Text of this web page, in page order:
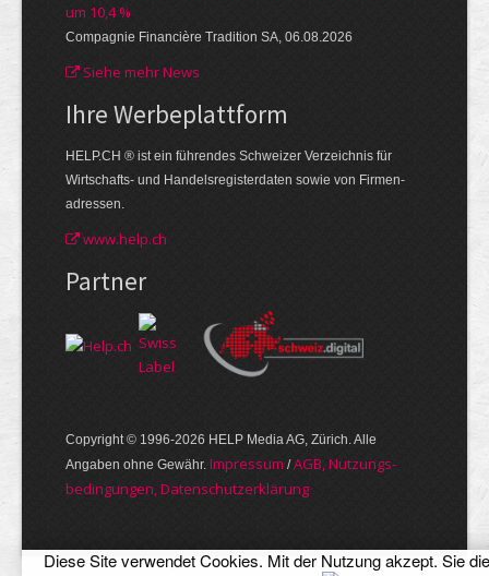
um 10,4 %
Compagnie Financière Tradition SA, 06.08.2026
Siehe mehr News
Ihre Werbe­plattform
HELP.CH ® ist ein führendes Schweizer Verzeichnis für
Wirtschafts- und Handelsregisterdaten sowie von Firmen­
adressen.
www.help.ch
Partner
Copyright © 1996-2026 HELP Media AG, Zürich. Alle
Angaben ohne Gewähr. Im­pres­sum /AGB, Nut­zungs­
bedin­gungen, Daten­schutz­er­klärung
Diese Site verwendet Cookies. Mit der Nutzung akzept. Sie die